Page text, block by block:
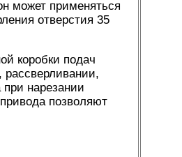
может применяться
отверстия 35
коробки подач
нарезании
позволяют